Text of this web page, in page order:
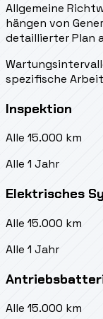
Allgemeine
hängen von
detaillierter Plan
spezifische
Inspektion
Alle 15.000 km
Alle 1 Jahr
Elektrisches
Alle 15.000 km
Alle 1 Jahr
Alle 15.000 km